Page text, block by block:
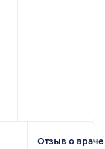
Отзыв о враче